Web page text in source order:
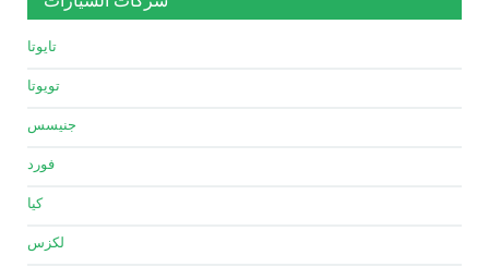
تايوتا
تويوتا
جنيسس
فورد
كيا
لكزس